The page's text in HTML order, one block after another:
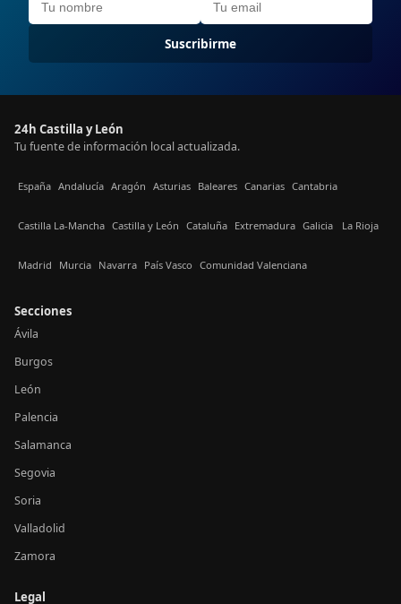
Suscribirme
24h Castilla y León
Tu fuente de información local actualizada.
España Andalucía Aragón Asturias Baleares Canarias Cantabria
Castilla La-Mancha Castilla y León Cataluña Extremadura Galicia La Rioja
Madrid Murcia Navarra País Vasco Comunidad Valenciana
Secciones
Ávila
Burgos
León
Palencia
Salamanca
Segovia
Soria
Valladolid
Zamora
Legal